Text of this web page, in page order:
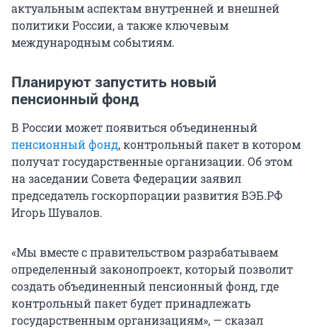
актуальным аспектам внутренней и внешней
политики России, а также ключевым
международным событиям.
Планируют запустить новый
пенсионный фонд
В России может появиться объединенный
пенсионный фонд, контрольный пакет в котором
получат государственные организации. Об этом
на заседании Совета Федерации заявил
председатель госкорпорации развития ВЭБ.РФ
Игорь Шувалов.
«Мы вместе с правительством разрабатываем
определенный законопроект, который позволит
создать объединенный пенсионный фонд, где
контрольный пакет будет принадлежать
государственным организациям», — сказал